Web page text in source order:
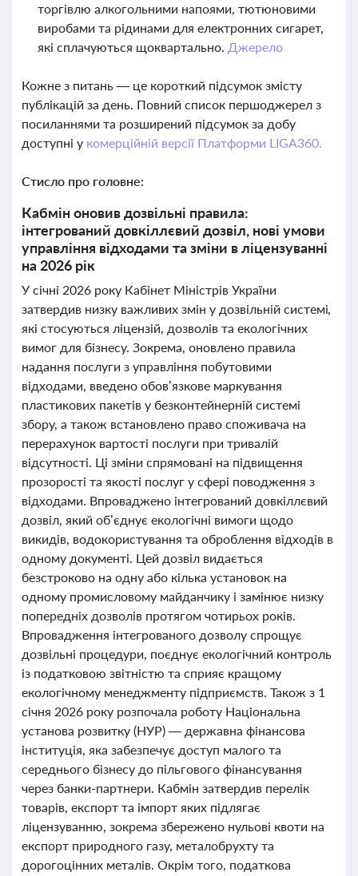
торгівлю алкогольними напоями, тютюновими
виробами та рідинами для електронних сигарет,
які сплачуються щоквартально. Джерело
Кожне з питань — це короткий підсумок змісту
публікацій за день. Повний список першоджерел з
посиланнями та розширений підсумок за добу
доступні у комерційній версії Платформи LIGA360.
Стисло про головне:
Кабмін оновив дозвільні правила:
інтегрований довкіллєвий дозвіл, нові умови
управління відходами та зміни в ліцензуванні
на 2026 рік
У січні 2026 року Кабінет Міністрів України
затвердив низку важливих змін у дозвільній системі,
які стосуються ліцензій, дозволів та екологічних
вимог для бізнесу. Зокрема, оновлено правила
надання послуги з управління побутовими
відходами, введено обов’язкове маркування
пластикових пакетів у безконтейнерній системі
збору, а також встановлено право споживача на
перерахунок вартості послуги при тривалій
відсутності. Ці зміни спрямовані на підвищення
прозорості та якості послуг у сфері поводження з
відходами. Впроваджено інтегрований довкіллєвий
дозвіл, який об’єднує екологічні вимоги щодо
викидів, водокористування та оброблення відходів в
одному документі. Цей дозвіл видається
безстроково на одну або кілька установок на
одному промисловому майданчику і замінює низку
попередніх дозволів протягом чотирьох років.
Впровадження інтегрованого дозволу спрощує
дозвільні процедури, поєднує екологічний контроль
із податковою звітністю та сприяє кращому
екологічному менеджменту підприємств. Також з 1
січня 2026 року розпочала роботу Національна
установа розвитку (НУР) — державна фінансова
інституція, яка забезпечує доступ малого та
середнього бізнесу до пільгового фінансування
через банки-партнери. Кабмін затвердив перелік
товарів, експорт та імпорт яких підлягає
ліцензуванню, зокрема збережено нульові квоти на
експорт природного газу, металобрухту та
дорогоцінних металів. Окрім того, податкова